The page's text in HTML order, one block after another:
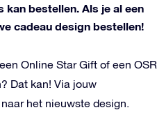
kan bestellen. Als je al een
cadeau design bestellen!
Online Star Gift of een OSR
Dat kan! Via jouw
het nieuwste design.